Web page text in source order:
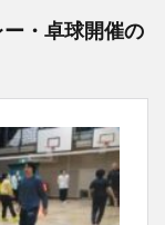
・卓球開催の
プ
ーム
卓球